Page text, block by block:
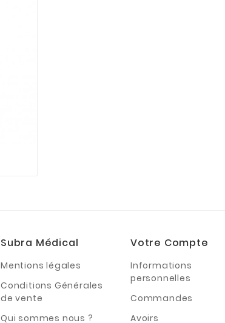
Subra Médical
Mentions légales
Conditions Générales
de vente
Qui sommes nous ?
Votre Compte
Informations
personnelles
Commandes
Avoirs